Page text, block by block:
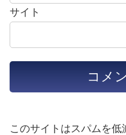
サイト
このサイトはスパムを